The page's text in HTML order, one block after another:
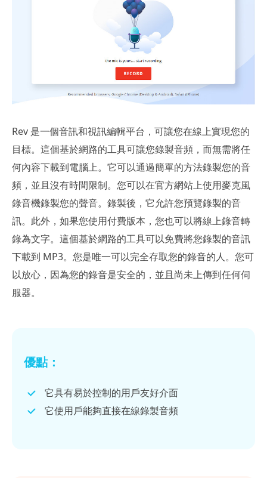
Rev 是一個音訊和視訊編輯平台，可讓您在線上實現您的
目標。這個基於網路的工具可讓您錄製音頻，而無需將任
何內容下載到電腦上。它可以通過簡單的方法錄製您的音
頻，並且沒有時間限制。您可以在官方網站上使用麥克風
錄音機錄製您的聲音。錄製後，它允許您預覽錄製的音
訊。此外，如果您使用付費版本，您也可以將線上錄音轉
錄為文字。這個基於網路的工具可以免費將您錄製的音訊
下載到 MP3。您是唯一可以完全存取您的錄音的人。您可
以放心，因為您的錄音是安全的，並且尚未上傳到任何伺
服器。
優點：
它具有易於控制的用戶友好介面
它使用戶能夠直接在線錄製音頻